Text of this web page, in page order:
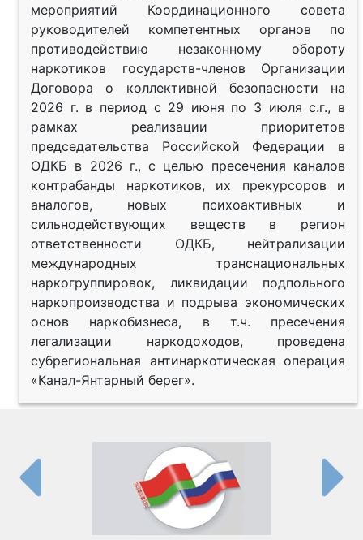
мероприятий Координационного совета
руководителей компетентных органов по
противодействию незаконному обороту
наркотиков государств-членов Организации
Договора о коллективной безопасности на
2026 г. в период с 29 июня по 3 июля с.г., в
рамках реализации приоритетов
председательства Российской Федерации в
ОДКБ в 2026 г., с целью пресечения каналов
контрабанды наркотиков, их прекурсоров и
аналогов, новых психоактивных и
сильнодействующих веществ в регион
ответственности ОДКБ, нейтрализации
международных транснациональных
наркогруппировок, ликвидации подпольного
наркопроизводства и подрыва экономических
основ наркобизнеса, в т.ч. пресечения
легализации наркодоходов, проведена
субрегиональная антинаркотическая операция
«Канал-Янтарный берег».